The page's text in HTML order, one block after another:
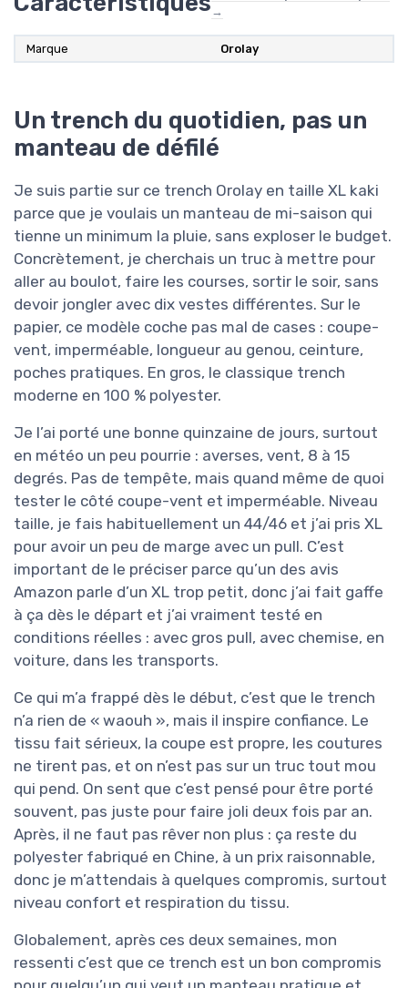
→
Marque Orolay
Un trench du quotidien, pas un
manteau de défilé
Je suis partie sur ce trench Orolay en taille XL kaki
parce que je voulais un manteau de mi-saison qui
tienne un minimum la pluie, sans exploser le budget.
Concrètement, je cherchais un truc à mettre pour
aller au boulot, faire les courses, sortir le soir, sans
devoir jongler avec dix vestes différentes. Sur le
papier, ce modèle coche pas mal de cases : coupe-
vent, imperméable, longueur au genou, ceinture,
poches pratiques. En gros, le classique trench
moderne en 100 % polyester.
Je l’ai porté une bonne quinzaine de jours, surtout
en météo un peu pourrie : averses, vent, 8 à 15
degrés. Pas de tempête, mais quand même de quoi
tester le côté coupe-vent et imperméable. Niveau
taille, je fais habituellement un 44/46 et j’ai pris XL
pour avoir un peu de marge avec un pull. C’est
important de le préciser parce qu’un des avis
Amazon parle d’un XL trop petit, donc j’ai fait gaffe
à ça dès le départ et j’ai vraiment testé en
conditions réelles : avec gros pull, avec chemise, en
voiture, dans les transports.
Ce qui m’a frappé dès le début, c’est que le trench
n’a rien de « waouh », mais il inspire confiance. Le
tissu fait sérieux, la coupe est propre, les coutures
ne tirent pas, et on n’est pas sur un truc tout mou
qui pend. On sent que c’est pensé pour être porté
souvent, pas juste pour faire joli deux fois par an.
Après, il ne faut pas rêver non plus : ça reste du
polyester fabriqué en Chine, à un prix raisonnable,
donc je m’attendais à quelques compromis, surtout
niveau confort et respiration du tissu.
Globalement, après ces deux semaines, mon
ressenti c’est que ce trench est un bon compromis